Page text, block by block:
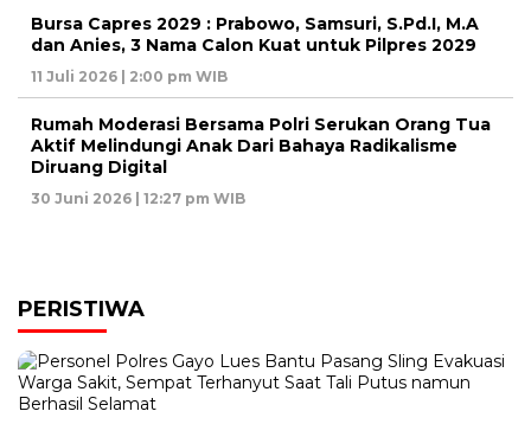
Bursa Capres 2029 : Prabowo, Samsuri, S.Pd.I, M.A
dan Anies, 3 Nama Calon Kuat untuk Pilpres 2029
11 Juli 2026 | 2:00 pm WIB
Rumah Moderasi Bersama Polri Serukan Orang Tua
Aktif Melindungi Anak Dari Bahaya Radikalisme
Diruang Digital
30 Juni 2026 | 12:27 pm WIB
PERISTIWA